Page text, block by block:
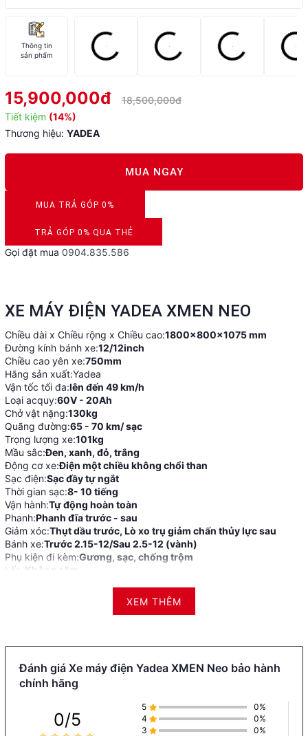
Thông tin
sản phẩm
15,900,000đ
18,500,000đ
Tiết kiệm (14%)
Thương hiệu: YADEA
MUA NGAY
MUA TRẢ GÓP 0%
DUYỆT HỒ SƠ RONG 5 PHÚT
TRẢ GÓP 0% QUA THẺ
VISA, MASTERCARD, JCB, AMEX
Gọi đặt mua 0904.835.586
XE MÁY ĐIỆN YADEA XMEN NEO
Chiều dài x Chiều rộng x Chiều cao:1800×800×1075 mm
Đường kính bánh xe:12/12inch
Chiều cao yên xe:750mm
Hãng sản xuất:Yadea
Vận tốc tối đa:lên đến 49 km/h
Loại acquy:60V - 20Ah
Chở vật nặng:130kg
Quãng đường:65 - 70 km/ sạc
Trọng lượng xe:101kg
Mầu sắc:Đen, xanh, đỏ, trắng
Động cơ xe:Điện một chiều không chổi than
Sạc điện:Sạc đầy tự ngắt
Thời gian sạc:8- 10 tiếng
Vận hành:Tự động hoàn toàn
Phanh:Phanh đĩa trước - sau
Giảm xóc:Thụt dầu trước, Lò xo trụ giảm chấn thủy lực sau
Bánh xe:Trước 2.15-12/Sau 2.5-12 (vành)
Phụ kiện đi kèm:Gương, sạc, chống trộm
Lốp: Không săm
XEM THÊM
Đánh giá Xe máy điện Yadea XMEN Neo bảo hành
chính hãng
0/5
5
0%
4
0%
3
0%